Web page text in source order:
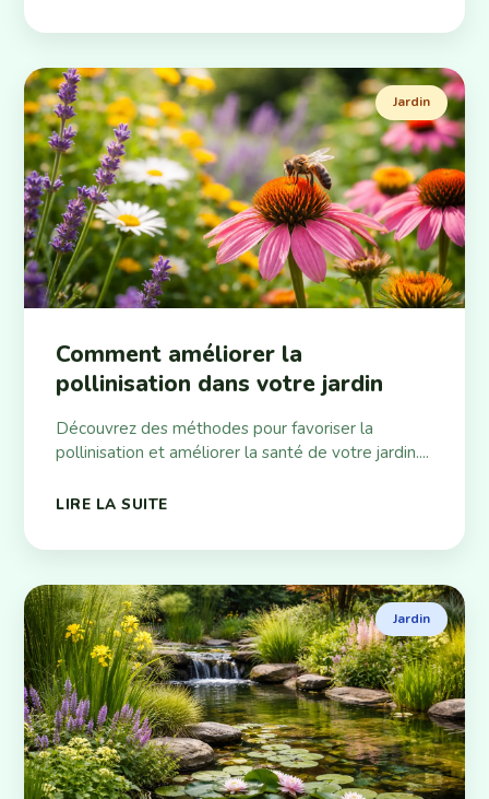
Jardin
Comment améliorer la
pollinisation dans votre jardin
Découvrez des méthodes pour favoriser la
pollinisation et améliorer la santé de votre jardin....
LIRE LA SUITE
Jardin